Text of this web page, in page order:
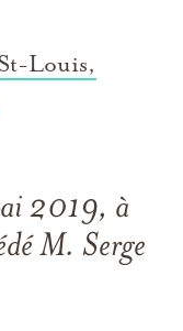
Louis,
2019, à
M. Serge